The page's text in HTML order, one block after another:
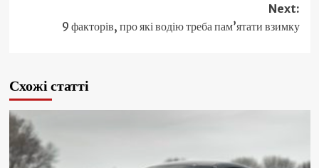
Next:
9 факторів, про які водію треба пам’ятати взимку
Схожі статті